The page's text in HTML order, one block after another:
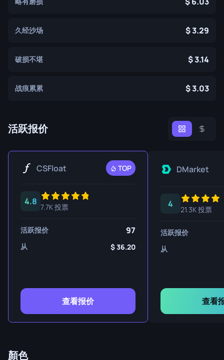
久经沙场 3.29
破损不堪 3.14
战痕累累 3.03
活跃报价
CSFloat TOP
4.8
7.7K 投票
活跃报价 97
从 36.20
查看报价
DMarket
4
21.3K 投票
活跃报价
从
查看
顏色